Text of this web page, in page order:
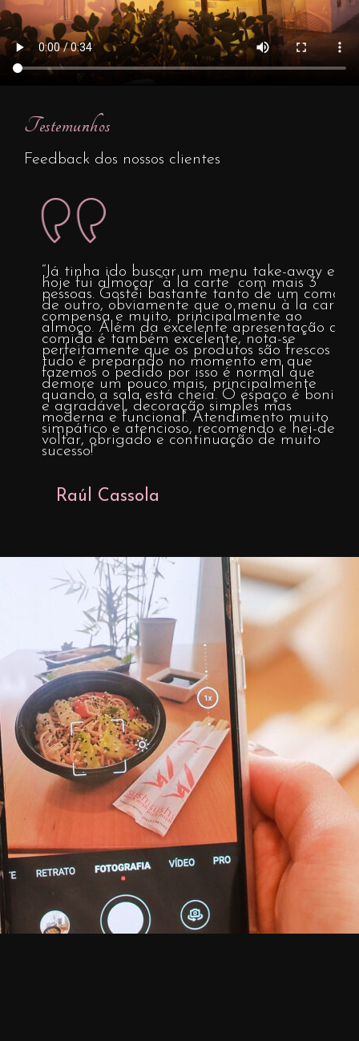
livre
Portugal
em
farmácia
Testemunhos
Feedback dos nossos clientes
“Já tinha ido buscar um menu take-away e
hoje fui almoçar “à la carte” com mais 3
pessoas. Gostei bastante tanto de um como
de outro, obviamente que o menu à la carte
compensa e muito, principalmente ao
almoço. Além da excelente apresentação a
comida é também excelente, nota-se
perfeitamente que os produtos são frescos e
tudo é preparado no momento em que
fazemos o pedido por isso é normal que
demore um pouco mais, principalmente
quando a sala está cheia. O espaço é bonito
e agradável, decoração simples mas
moderna e funcional. Atendimento muito
simpático e atencioso, recomendo e hei-de
voltar, obrigado e continuação de muito
sucesso!”
Raúl Cassola